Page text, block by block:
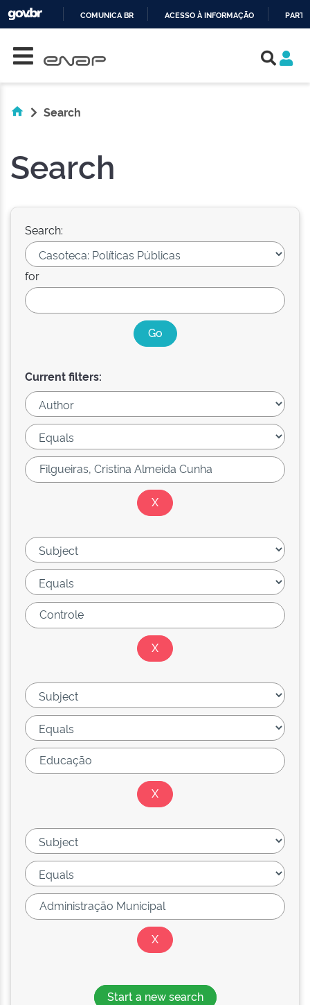
COMUNICA BR ACESSO À INFORMAÇÃO
Search
Search
Search:
for
Current filters:
Start a new search